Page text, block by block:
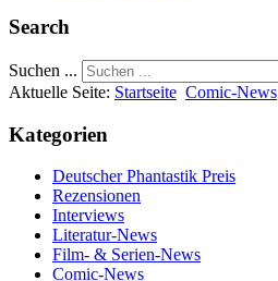
Search
Suchen ...
Aktuelle Seite: Startseite Comic-News
Kategorien
Deutscher Phantastik Preis
Rezensionen
Interviews
Literatur-News
Film- & Serien-News
Comic-News